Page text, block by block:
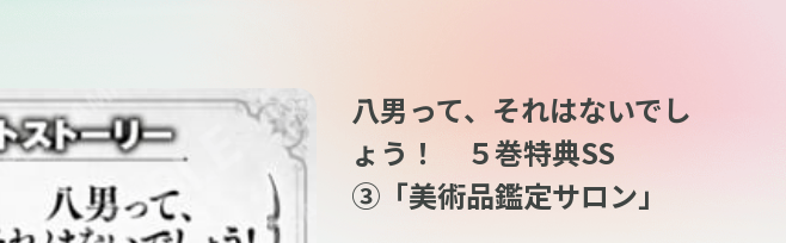
八男って、それはないでし
ょう！ ５巻特典SS
③「美術品鑑定サロン」